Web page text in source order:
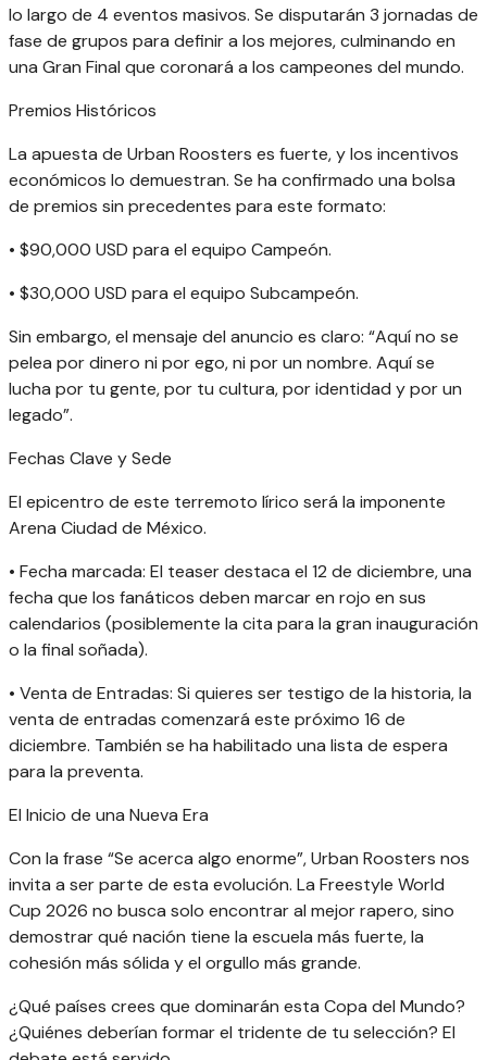
lo largo de 4 eventos masivos. Se disputarán 3 jornadas de
fase de grupos para definir a los mejores, culminando en
una Gran Final que coronará a los campeones del mundo.
Premios Históricos
La apuesta de Urban Roosters es fuerte, y los incentivos
económicos lo demuestran. Se ha confirmado una bolsa
de premios sin precedentes para este formato:
• $90,000 USD para el equipo Campeón.
• $30,000 USD para el equipo Subcampeón.
Sin embargo, el mensaje del anuncio es claro: “Aquí no se
pelea por dinero ni por ego, ni por un nombre. Aquí se
lucha por tu gente, por tu cultura, por identidad y por un
legado”.
Fechas Clave y Sede
El epicentro de este terremoto lírico será la imponente
Arena Ciudad de México.
• Fecha marcada: El teaser destaca el 12 de diciembre, una
fecha que los fanáticos deben marcar en rojo en sus
calendarios (posiblemente la cita para la gran inauguración
o la final soñada).
• Venta de Entradas: Si quieres ser testigo de la historia, la
venta de entradas comenzará este próximo 16 de
diciembre. También se ha habilitado una lista de espera
para la preventa.
El Inicio de una Nueva Era
Con la frase “Se acerca algo enorme”, Urban Roosters nos
invita a ser parte de esta evolución. La Freestyle World
Cup 2026 no busca solo encontrar al mejor rapero, sino
demostrar qué nación tiene la escuela más fuerte, la
cohesión más sólida y el orgullo más grande.
¿Qué países crees que dominarán esta Copa del Mundo?
¿Quiénes deberían formar el tridente de tu selección? El